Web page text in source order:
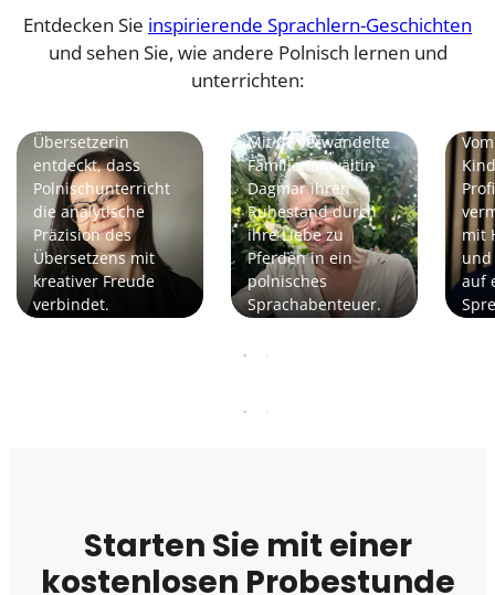
Entdecken Sie inspirierende Sprachlern-Geschichten
und sehen Sie, wie andere Polnisch lernen und
unterrichten:
Agnieszka |
Übersetzerin
entdeckt, dass
Polnischunterricht
die analytische
Präzision des
Übersetzens mit
kreativer Freude
verbindet.
Mit 67 verwandelte
Familienanwältin
Dagmar ihren
Ruhestand durch
ihre Liebe zu
Pferden in ein
polnisches
Sprachabenteuer.
mit
und
auf
Starten Sie mit einer
kostenlosen Probestunde